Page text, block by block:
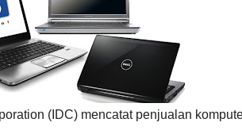
(IDC) mencatat penjualan